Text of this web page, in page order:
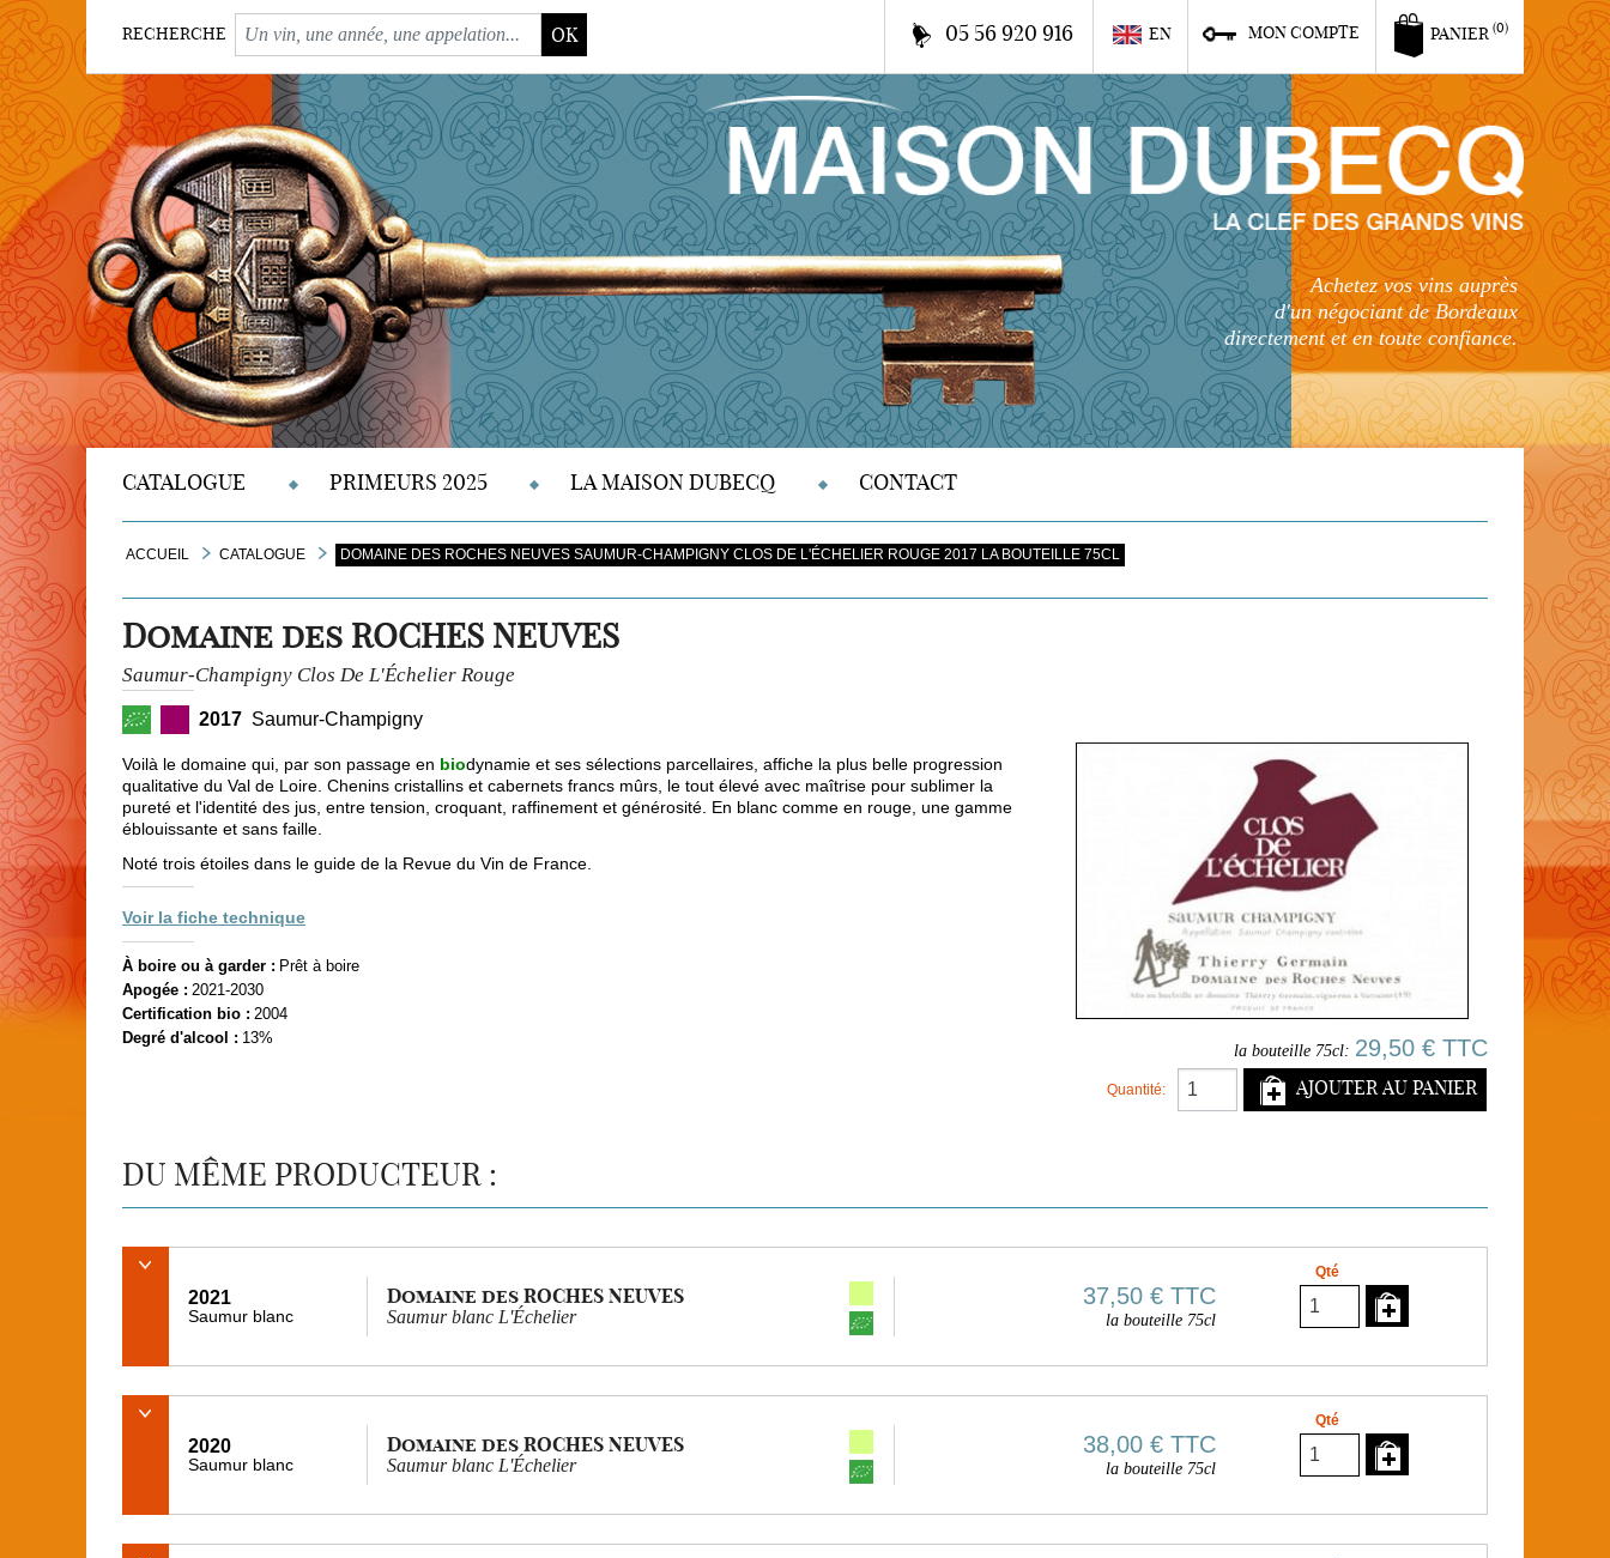
RECHERCHE OK PANIER (0)
MON COMPTE
EN
05 56 920 916
Achetez vos vins auprès
d'un négociant de Bordeaux
directement et en toute confiance.
CATALOGUE PRIMEURS 2025 LA MAISON DUBECQ CONTACT
ACCUEIL CATALOGUE DOMAINE DES ROCHES NEUVES SAUMUR-CHAMPIGNY CLOS DE L'ÉCHELIER ROUGE 2017 LA BOUTEILLE 75CL
Domaine des ROCHES NEUVES
Saumur-Champigny Clos De L'Échelier Rouge
2017 Saumur-Champigny
la bouteille 75cl: 29,50 € TTC
Quantité: AJOUTER AU PANIER
Voilà le domaine qui, par son passage en biodynamie et ses sélections parcellaires, affiche la plus belle progression
qualitative du Val de Loire. Chenins cristallins et cabernets francs mûrs, le tout élevé avec maîtrise pour sublimer la
pureté et l'identité des jus, entre tension, croquant, raffinement et générosité. En blanc comme en rouge, une gamme
éblouissante et sans faille.
Noté trois étoiles dans le guide de la Revue du Vin de France.
Voir la fiche technique
À boire ou à garder : Prêt à boire
Apogée : 2021-2030
Certification bio : 2004
Degré d'alcool : 13%
DU MÊME PRODUCTEUR :
2021
Saumur blanc
Domaine des ROCHES NEUVES
Saumur blanc L'Échelier
37,50 € TTC
la bouteille 75cl
Qté
2020
Saumur blanc
Domaine des ROCHES NEUVES
Saumur blanc L'Échelier
38,00 € TTC
la bouteille 75cl
Qté